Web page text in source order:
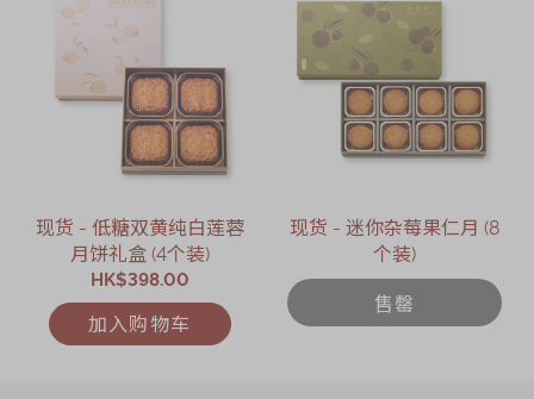
现货 - 低糖双黄纯白莲蓉
月饼礼盒 (4个装)
HK$398.00
加入购物车
现货 - 迷你杂莓果仁月 (8
个装)
售罄